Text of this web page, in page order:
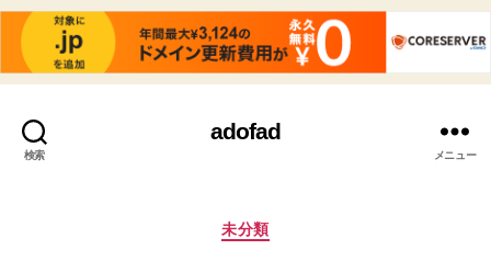
検索
adofad
メニュー
カ
未分類